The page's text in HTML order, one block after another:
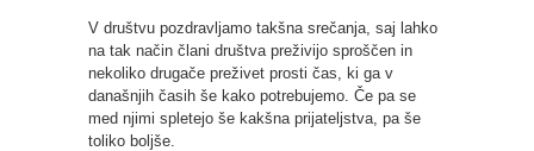
V društvu pozdravljamo takšna srečanja, saj lahko
na tak način člani društva preživijo sproščen in
nekoliko drugače preživet prosti čas, ki ga v
današnjih časih še kako potrebujemo. Če pa se
med njimi spletejo še kakšna prijateljstva, pa še
toliko boljše.